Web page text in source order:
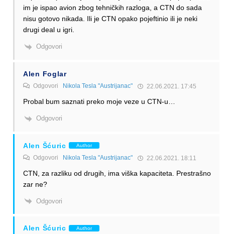
im je ispao avion zbog tehničkih razloga, a CTN do sada
nisu gotovo nikada. Ili je CTN opako pojeftinio ili je neki
drugi deal u igri.
Odgovori
Alen Foglar
Odgovori Nikola Tesla "Austrijanac" 22.06.2021. 17:45
Probal bum saznati preko moje veze u CTN-u…
Odgovori
Alen Šćuric Author
Odgovori Nikola Tesla "Austrijanac" 22.06.2021. 18:11
CTN, za razliku od drugih, ima viška kapaciteta. Prestrašno
zar ne?
Odgovori
Alen Šćuric Author